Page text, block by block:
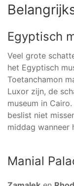
Egyptisch
Veel grote
het Egyptisch
Toetanchamon
Luxor zijn, de
museum in
beslist niet
middag wanneer
Manial